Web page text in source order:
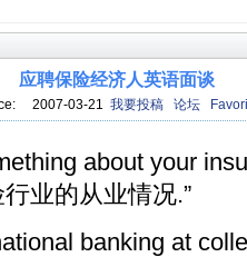
应聘保险经济人英语面谈
2007-03-21 我要投稿 论坛
about your
业的从业情况.”
banking at